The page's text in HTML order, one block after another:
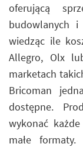
oferującą
budowlanych i
wiedząc ile
Allegro, Olx
marketach
Bricoman
dostępne.
wykonać
małe